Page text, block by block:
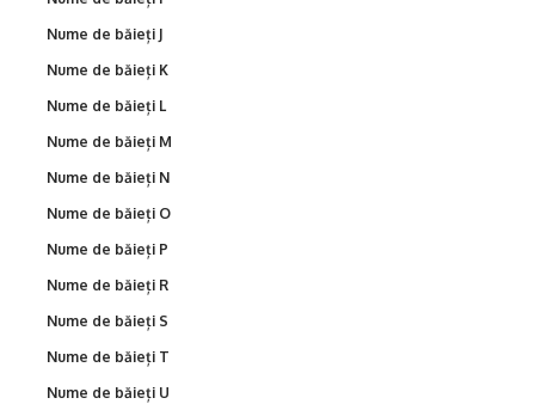
Nume de băieți J
Nume de băieți K
Nume de băieți L
Nume de băieți M
Nume de băieți N
Nume de băieți O
Nume de băieți P
Nume de băieți R
Nume de băieți S
Nume de băieți T
Nume de băieți U